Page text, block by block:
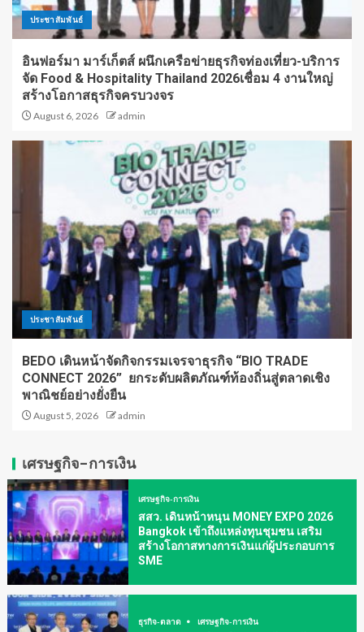
ประชาสัมพันธ์
อินฟอร์มา มาร์เก็ตส์ ผนึกเครือข่ายธุรกิจท่องเที่ยว-บริการ
จัด Food & Hospitality Thailand 2026เชื่อม 4 งานใหญ่
สร้างโอกาสธุรกิจครบวงจร
August 6, 2026 admin
ประชาสัมพันธ์
BEDO เดินหน้าจัดกิจกรรมเจรจาธุรกิจ “BIO TRADE
CONNECT 2026” ยกระดับผลิตภัณฑ์ท้องถิ่นสู่ตลาดเชิง
พาณิชย์อย่างยั่งยืน
August 5, 2026 admin
เศรษฐกิจ-การเงิน
เศรษฐกิจ-การเงิน
สสว. เดินหน้าหนุน MONEY EXPO 2026
Bangkok เข้าถึงแหล่งทุนชุมชน เสริม
สร้างโอกาสทางการเงินแก่ผู้ประกอบการ
SME
ธุรกิจ-ตลาด เศรษฐกิจ-การเงิน